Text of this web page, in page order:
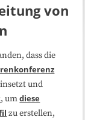
von
dass die
und
, umdiese
zu erstellen,